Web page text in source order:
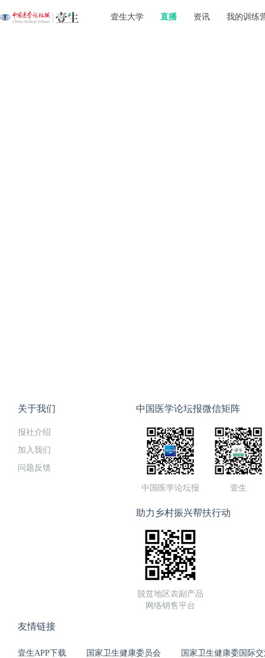
壹生大学 直播 资讯 我的训练
关于我们
报社介绍
加入我们
问题反馈
中国医学论坛报微信矩阵
中国医学论坛报 壹生
助力乡村振兴帮扶行动
脱贫地区农副产品
网络销售平台
友情链接
壹生APP下载 国家卫生健康委员会 国家卫生健康委国际